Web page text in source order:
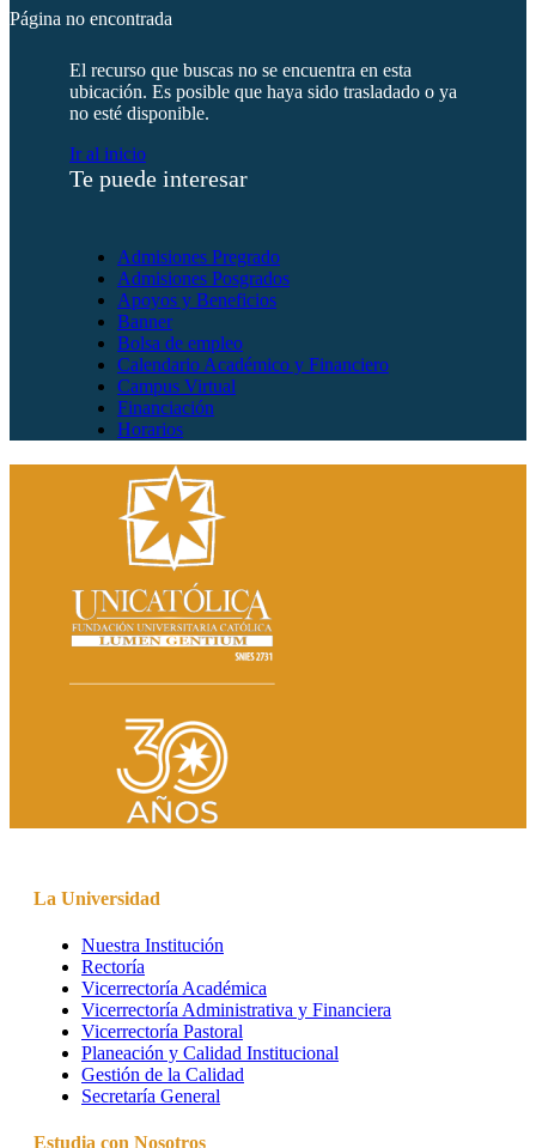
Página no encontrada
El recurso que buscas no se encuentra en esta
ubicación. Es posible que haya sido trasladado o ya
no esté disponible.
Ir al inicio
Te puede interesar
Admisiones Pregrado
Admisiones Posgrados
Apoyos y Beneficios
Banner
Bolsa de empleo
Calendario Académico y Financiero
Campus Virtual
Financiación
Horarios
La Universidad
Nuestra Institución
Rectoría
Vicerrectoría Académica
Vicerrectoría Administrativa y Financiera
Vicerrectoría Pastoral
Planeación y Calidad Institucional
Gestión de la Calidad
Secretaría General
Estudia con Nosotros